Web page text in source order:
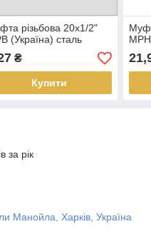
різьбова 20х1/2"
(Україна) сталь
₴
Купити
МРН
за рік
Манойла, Харків, Україна